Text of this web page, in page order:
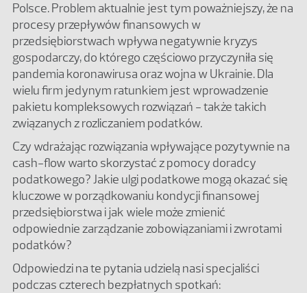
Polsce. Problem aktualnie jest tym poważniejszy, że na
procesy przepływów finansowych w
przedsiębiorstwach wpływa negatywnie kryzys
gospodarczy, do którego częściowo przyczyniła się
pandemia koronawirusa oraz wojna w Ukrainie. Dla
wielu firm jedynym ratunkiem jest wprowadzenie
pakietu kompleksowych rozwiązań - także takich
związanych z rozliczaniem podatków.
Czy wdrażając rozwiązania wpływające pozytywnie na
cash-flow warto skorzystać z pomocy doradcy
podatkowego? Jakie ulgi podatkowe mogą okazać się
kluczowe w porządkowaniu kondycji finansowej
przedsiębiorstwa i jak wiele może zmienić
odpowiednie zarządzanie zobowiązaniami i zwrotami
podatków?
Odpowiedzi na te pytania udzielą nasi specjaliści
podczas czterech bezpłatnych spotkań: